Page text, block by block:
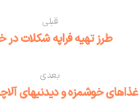
قبلی
طرز تهیه فراپه شکلات در
بعدی
غذاهای خوشمزه و دیدنیهای